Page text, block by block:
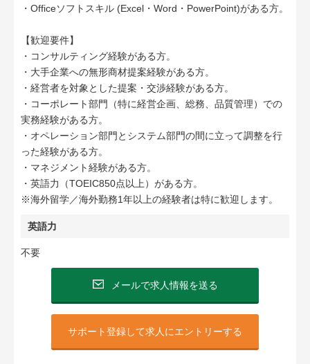
・Officeソフトスキル (Excel・Word・PowerPoint)がある方。
【歓迎要件】
・コンサルティング経験がある方。
・大手企業への無形商材提案経験がある方。
・経営者を対象とした提案・交渉経験がある方。
・コーポレート部門（特に経営企画、総務、品質管理）での
実務経験がある方。
・オペレーション部門とシステム部門の間に立って調整を行
った経験がある方。
・マネジメント経験がある方。
・英語力（TOEIC850点以上）がある方。
※海外留学／海外勤務1年以上の経験者は特に歓迎します。
英語力
不要
メールで求人情報を送る
サポート登録して求人にエントリーする